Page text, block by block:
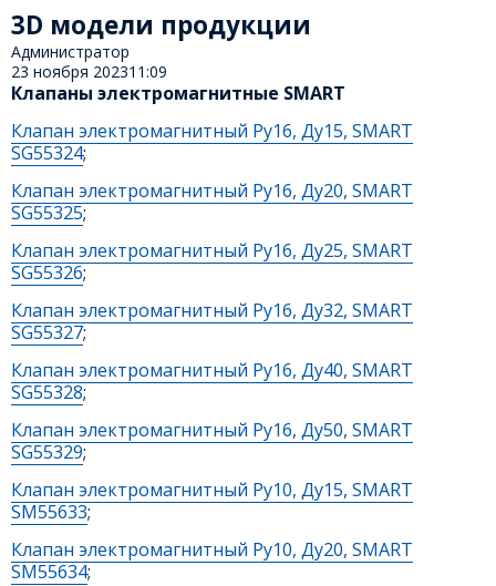
3D модели продукции
Администратор
23 ноября 202311:09
Клапаны электромагнитные SMART
Клапан электромагнитный Ру16, Ду15, SMART
SG55324;
Клапан электромагнитный Ру16, Ду20, SMART
SG55325;
Клапан электромагнитный Ру16, Ду25, SMART
SG55326;
Клапан электромагнитный Ру16, Ду32, SMART
SG55327;
Клапан электромагнитный Ру16, Ду40, SMART
SG55328;
Клапан электромагнитный Ру16, Ду50, SMART
SG55329;
Клапан электромагнитный Ру10, Ду15, SMART
SM55633;
Клапан электромагнитный Ру10, Ду20, SMART
SM55634;